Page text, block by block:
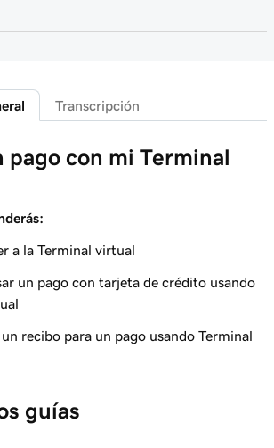
20)
WordPress
20)
de pagos de GoDaddy
20)
en Pagos de GoDaddy
20)
de cierre del día
Transcripción
pago con mi Terminal
a la Terminal virtual
un pago con tarjeta de crédito usando
recibo para un pago usando Terminal
guías